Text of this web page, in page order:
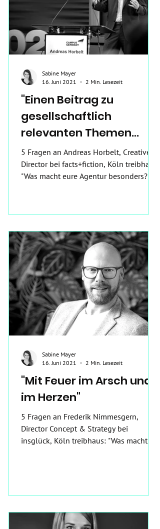
"Einen Beitrag zu
gesellschaftlich
relevanten Themen
leisten"
5 Fragen an Andreas Horbelt, Creative
Director bei facts+fiction, Köln treibhaus:
"Was macht eure Agentur besonders?"
Sabine Mayer
16. Juni 2021
2 Min. Lesezeit
"Mit Feuer im Arsch und
im Herzen"
5 Fragen an Frederik Nimmesgern,
Director Concept & Strategy bei
insglück, Köln treibhaus: "Was macht
Sabine Mayer
16. Juni 2021
2 Min. Lesezeit